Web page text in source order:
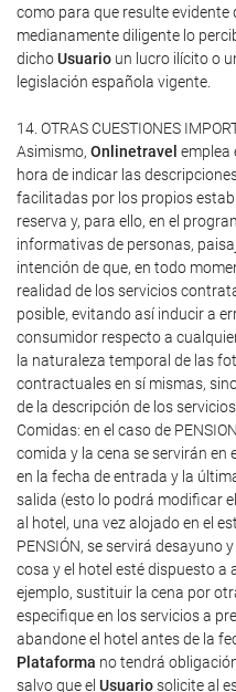
como para que resulte evidente
medianamente diligente lo
dichoUsuario un lucro ilícito o
legislación española vigente.
14. OTRAS CUESTIONES
Asimismo, Onlinetravel emplea
hora de indicar las
facilitadas por los propios
reserva y, para ello, en el
informativas de personas,
intención de que, en todo
realidad de los servicios
posible, evitando así inducir a
consumidor respecto a
la naturaleza temporal de las
contractuales en sí mismas,
de la descripción de los
Comidas: en el caso de
comida y la cena se servirán en
en la fecha de entrada y la
salida (esto lo podrá modificar el
al hotel, una vez alojado en el
PENSIÓN, se servirá desayuno
cosa y el hotel esté dispuesto
ejemplo, sustituir la cena por
especifique en los servicios a
abandone el hotel antes de la
Plataforma no tendrá
salvo que el Usuariosolicite al